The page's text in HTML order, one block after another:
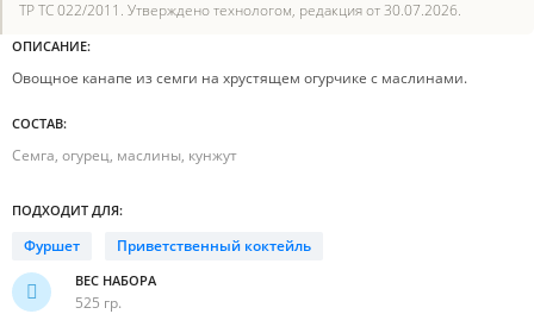
ТР ТС 022/2011. Утверждено технологом, редакция от 30.07.2026.
ОПИСАНИЕ:
Овощное канапе из семги на хрустящем огурчике с маслинами.
СОСТАВ:
Семга, огурец, маслины, кунжут
ПОДХОДИТ ДЛЯ:
Фуршет Приветственный коктейль
ВЕС НАБОРА
525 гр.